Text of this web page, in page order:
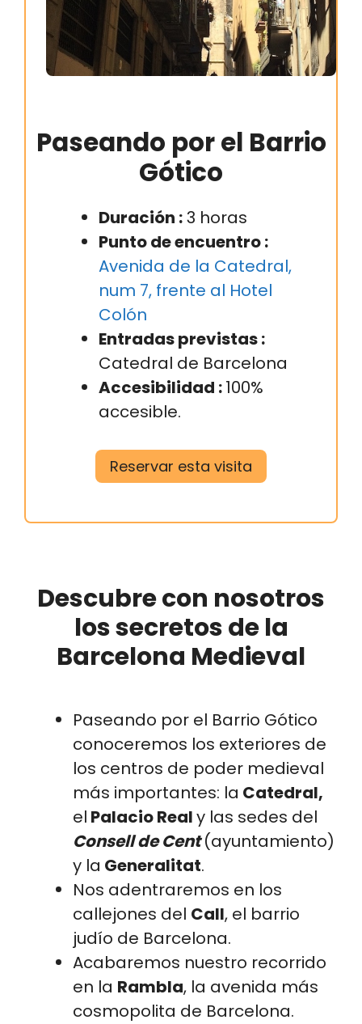
Paseando por el Barrio
Gótico
Duración :3 horas
Punto de encuentro :
Avenida de la Catedral,
num 7, frente al Hotel
Colón
Entradas previstas :
Catedral de Barcelona
Accesibilidad :100%
accesible.
Reservar esta visita
Descubre con nosotros
los secretos de la
Barcelona Medieval
Paseando por el Barrio Gótico
conoceremos los exteriores de
los centros de poder medieval
más importantes: la Catedral,
el Palacio Realy las sedes del
Consell de Cent(ayuntamiento)
y la Generalitat.
Nos adentraremos en los
callejones del Call, el barrio
judío de Barcelona.
Acabaremos nuestro recorrido
en la Rambla, la avenida más
cosmopolita de Barcelona.